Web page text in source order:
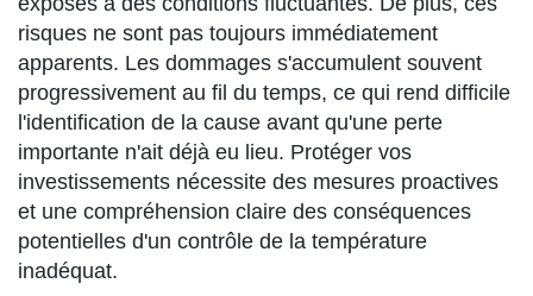
risques ne sont pas toujours immédiatement
apparents. Les dommages s'accumulent souvent
progressivement au fil du temps, ce qui rend difficile
l'identification de la cause avant qu'une perte
importante n'ait déjà eu lieu. Protéger vos
investissements nécessite des mesures proactives
et une compréhension claire des conséquences
potentielles d'un contrôle de la température
inadéquat.